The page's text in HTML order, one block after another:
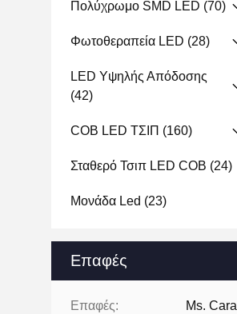
Πολύχρωμο SMD LED (70)
Φωτοθεραπεία LED (28)
LED Υψηλής Απόδοσης
(42)
COB LED ΤΣΙΠ (160)
Σταθερό Τσιπ LED COB (24)
Μονάδα Led (23)
Επαφές
Επαφές: Ms. Cara